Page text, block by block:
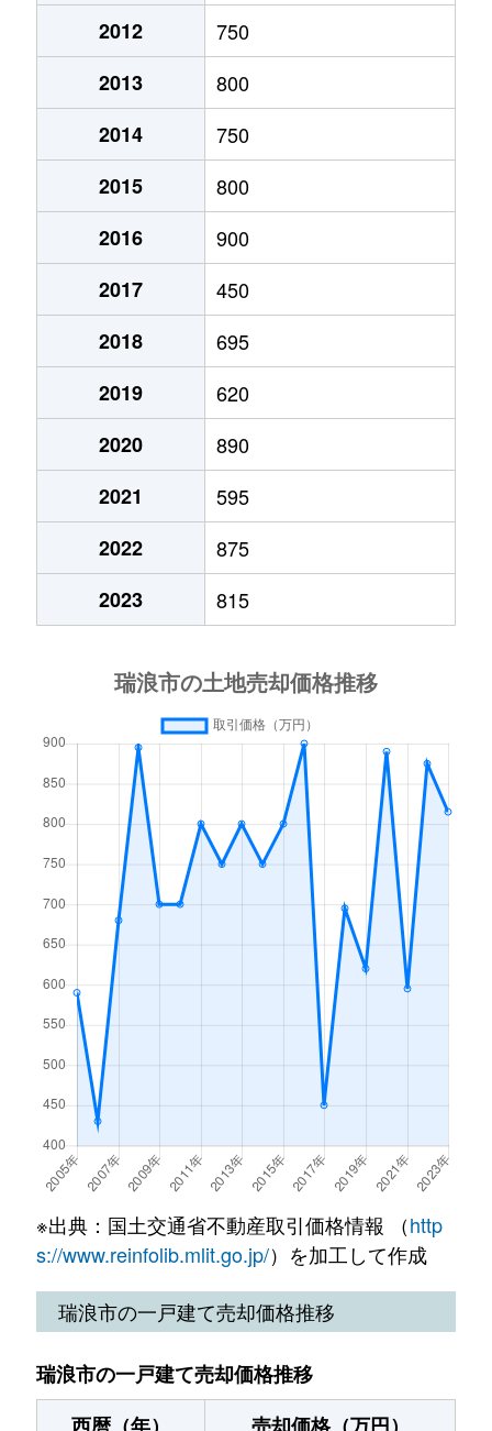
2012
750
2013
800
2014
750
2015
800
2016
900
2017
450
2018
695
2019
620
2020
890
2021
595
2022
875
2023
815
※出典：国土交通省不動産取引価格情報 （http
s://www.reinfolib.mlit.go.jp/）を加工して作成
瑞浪市の一戸建て売却価格推移
瑞浪市の一戸建て売却価格推移